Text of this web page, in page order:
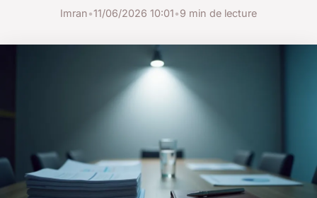
Imran•11/06/2026 10:01•9 min de lecture